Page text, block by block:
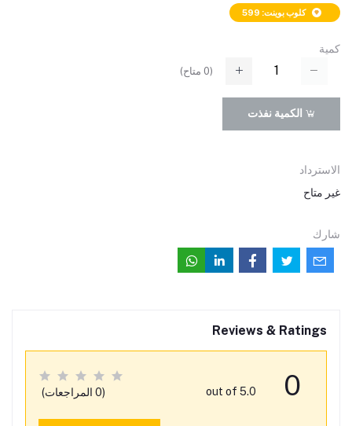
كلوب بوينت: 599
كمية
(
0 متاح)
الكمية نفذت
الاسترداد
غير متاح
شارك
Reviews & Ratings
0
out of 5.0 (0 المراجعات)